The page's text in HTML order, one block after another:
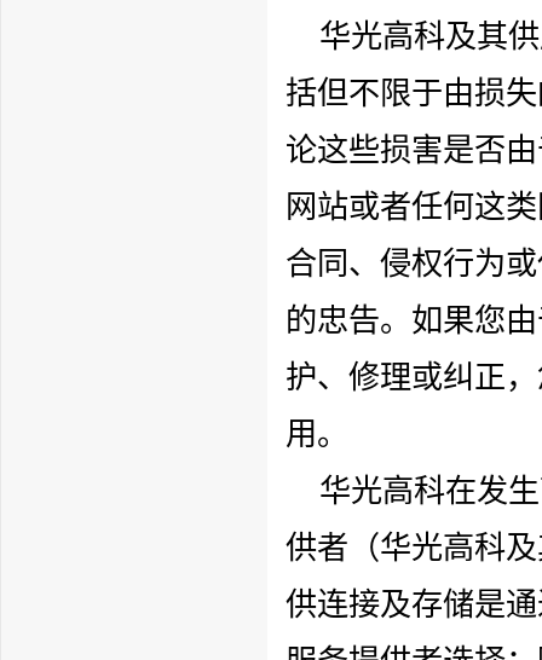
华光高科及其
括但不限于由损
论这些损害是否
网站或者任何这
合同、侵权行为
的忠告。如果您
护、修理或纠正
用。
华光高科在发
供者（华光高科
供连接及存储是